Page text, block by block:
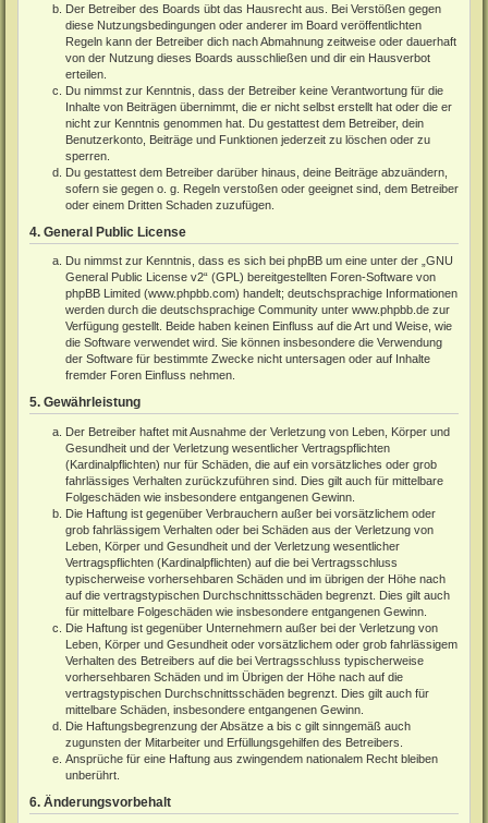
Der Betreiber des Boards übt das Hausrecht aus. Bei Verstößen gegen
diese Nutzungsbedingungen oder anderer im Board veröffentlichten
Regeln kann der Betreiber dich nach Abmahnung zeitweise oder dauerhaft
von der Nutzung dieses Boards ausschließen und dir ein Hausverbot
erteilen.
Du nimmst zur Kenntnis, dass der Betreiber keine Verantwortung für die
Inhalte von Beiträgen übernimmt, die er nicht selbst erstellt hat oder die er
nicht zur Kenntnis genommen hat. Du gestattest dem Betreiber, dein
Benutzerkonto, Beiträge und Funktionen jederzeit zu löschen oder zu
sperren.
Du gestattest dem Betreiber darüber hinaus, deine Beiträge abzuändern,
sofern sie gegen o. g. Regeln verstoßen oder geeignet sind, dem Betreiber
oder einem Dritten Schaden zuzufügen.
4. General Public License
Du nimmst zur Kenntnis, dass es sich bei phpBB um eine unter der „GNU
General Public License v2“ (GPL) bereitgestellten Foren-Software von
phpBB Limited (www.phpbb.com) handelt; deutschsprachige Informationen
werden durch die deutschsprachige Community unter www.phpbb.de zur
Verfügung gestellt. Beide haben keinen Einfluss auf die Art und Weise, wie
die Software verwendet wird. Sie können insbesondere die Verwendung
der Software für bestimmte Zwecke nicht untersagen oder auf Inhalte
fremder Foren Einfluss nehmen.
5. Gewährleistung
Der Betreiber haftet mit Ausnahme der Verletzung von Leben, Körper und
Gesundheit und der Verletzung wesentlicher Vertragspflichten
(Kardinalpflichten) nur für Schäden, die auf ein vorsätzliches oder grob
fahrlässiges Verhalten zurückzuführen sind. Dies gilt auch für mittelbare
Folgeschäden wie insbesondere entgangenen Gewinn.
Die Haftung ist gegenüber Verbrauchern außer bei vorsätzlichem oder
grob fahrlässigem Verhalten oder bei Schäden aus der Verletzung von
Leben, Körper und Gesundheit und der Verletzung wesentlicher
Vertragspflichten (Kardinalpflichten) auf die bei Vertragsschluss
typischerweise vorhersehbaren Schäden und im übrigen der Höhe nach
auf die vertragstypischen Durchschnittsschäden begrenzt. Dies gilt auch
für mittelbare Folgeschäden wie insbesondere entgangenen Gewinn.
Die Haftung ist gegenüber Unternehmern außer bei der Verletzung von
Leben, Körper und Gesundheit oder vorsätzlichem oder grob fahrlässigem
Verhalten des Betreibers auf die bei Vertragsschluss typischerweise
vorhersehbaren Schäden und im Übrigen der Höhe nach auf die
vertragstypischen Durchschnittsschäden begrenzt. Dies gilt auch für
mittelbare Schäden, insbesondere entgangenen Gewinn.
Die Haftungsbegrenzung der Absätze a bis c gilt sinngemäß auch
zugunsten der Mitarbeiter und Erfüllungsgehilfen des Betreibers.
Ansprüche für eine Haftung aus zwingendem nationalem Recht bleiben
unberührt.
6. Änderungsvorbehalt